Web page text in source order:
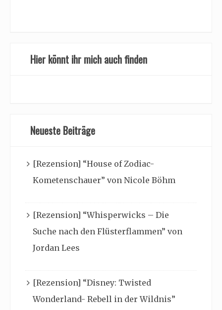
Hier könnt ihr mich auch finden
Neueste Beiträge
[Rezension] “House of Zodiac-
Kometenschauer” von Nicole Böhm
[Rezension] “Whisperwicks – Die
Suche nach den Flüsterflammen” von
Jordan Lees
[Rezension] “Disney: Twisted
Wonderland- Rebell in der Wildnis”